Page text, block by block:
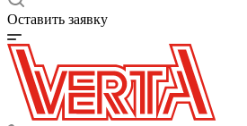
Оставить заявку